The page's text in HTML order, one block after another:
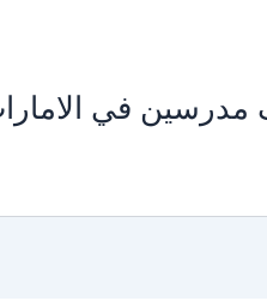
مدرسين في